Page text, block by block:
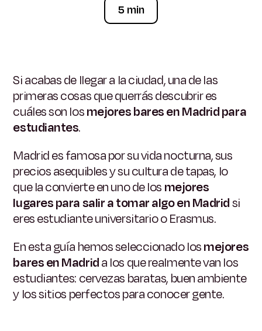
5 min
Si acabas de llegar a la ciudad, una de las
primeras cosas que querrás descubrir es
cuáles son losmejores bares en Madrid para
estudiantes.
Madrid es famosa por su vida nocturna, sus
precios asequibles y su cultura de tapas, lo
que la convierte en uno de los mejores
lugares para salir a tomar algo en Madridsi
eres estudiante universitario o Erasmus.
En esta guía hemos seleccionado losmejores
bares en Madrida los que realmente van los
estudiantes: cervezas baratas, buen ambiente
y los sitios perfectos para conocer gente.